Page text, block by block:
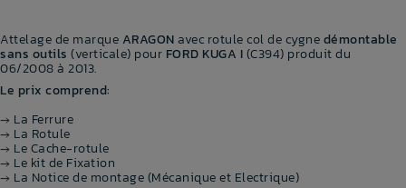
Attelage de marqueARAGONavec rotule col de cygnedémontable
sans outils (verticale) pour FORD KUGA I(C394) produit du
06/2008 à 2013.
Le prix comprend:
→ La Ferrure
→ La Rotule
→ Le Cache-rotule
→ Le kit de Fixation
→ La Notice de montage (Mécanique et Electrique)